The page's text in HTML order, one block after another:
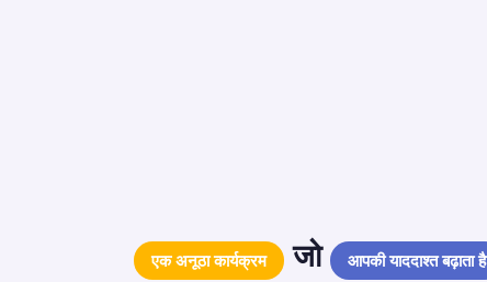
एक अनूठा कार्यक्रम जो आपकी याददाश्त बढ़ाता है